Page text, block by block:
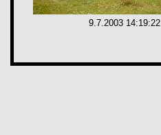
9.7.2003 14:19:22